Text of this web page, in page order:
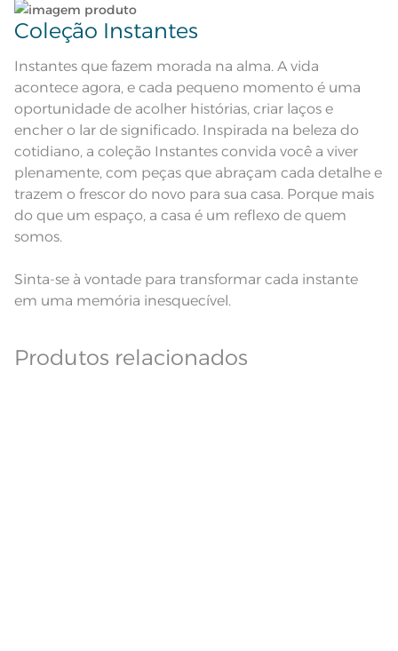
Observações
nas especificações técnicas do
Fios Fio Tecnologia Unika
Coleção Instantes
Instantes que fazem morada na alma. A vida
acontece agora, e cada pequeno momento é uma
oportunidade de acolher histórias, criar laços e
encher o lar de significado. Inspirada na beleza do
cotidiano, a coleção Instantes convida você a viver
plenamente, com peças que abraçam cada detalhe e
trazem o frescor do novo para sua casa. Porque mais
do que um espaço, a casa é um reflexo de quem
somos.
Sinta-se à vontade para transformar cada instante
em uma memória inesquecível.
Produtos relacionados